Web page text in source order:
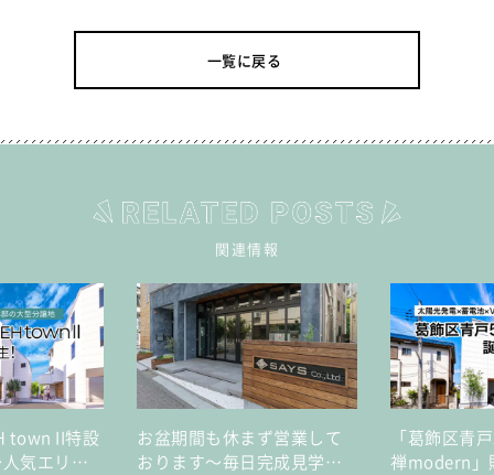
一覧に戻る
関連情報
town II特設
気エリア
お盆期間も休まず営業して
おります～毎日完成見学会
「葛飾区青
禅modern」